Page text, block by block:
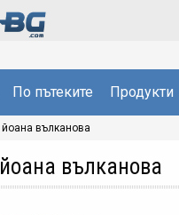
По пътеките Продукти
йоана вълканова
йоана вълканова